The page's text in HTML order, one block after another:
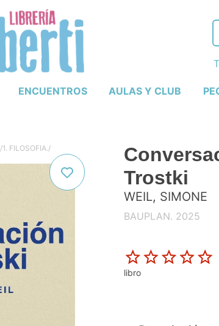
ENCUENTROS AULAS Y CLUB
/1. FILOSOFIA./
Trostki
WEIL, SIMONE
BAUPLAN. 2025
libro